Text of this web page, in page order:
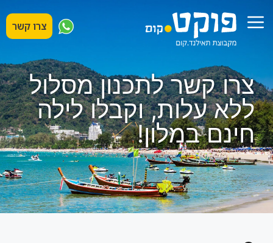
לתוכן תפריט צרו קשר
צרו קשר לתכנון מסלול
ללא עלות, וקבלו לילה
חינם במלון!